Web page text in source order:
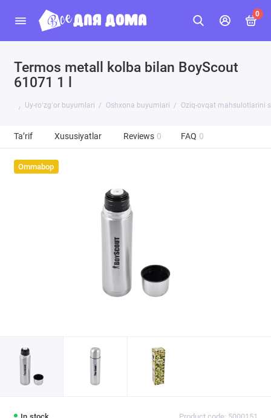
0
Termos metall kolba bilan BoyScout
61071 1 l
Uy-roʻzgʻor buyumlari Oshxona buyumlari Oziq-ovqat mahsulotlarini
Ta’rif Xususiyatlar Reviews 0 FAQ 0
Ommabop